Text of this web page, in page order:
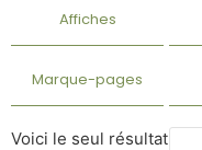
Affiches
Marque-pages
Voici le seul résultat